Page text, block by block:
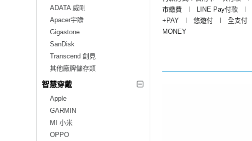
ADATA 威剛
Apacer宇瞻
Gigastone
SanDisk
Transcend 創見
其他廠牌儲存類
智慧穿戴
Apple
GARMIN
MI 小米
OPPO
市繳費
︱ LINE Pay付款 ︱
+PAY
︱ 悠遊付 ︱ 全支付
MONEY